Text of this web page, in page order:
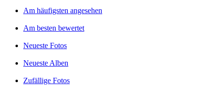
Am häufigsten angesehen
Am besten bewertet
Neueste Fotos
Neueste Alben
Zufällige Fotos